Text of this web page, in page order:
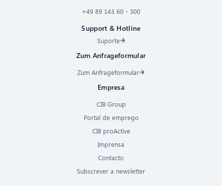
+49 89 143 60 - 300
Support & Hotline
Suporte
Zum Anfrageformular
Zum Anfrageformular
Empresa
CIB Group
Portal de emprego
CIB proActive
Imprensa
Contacto
Subscrever a newsletter